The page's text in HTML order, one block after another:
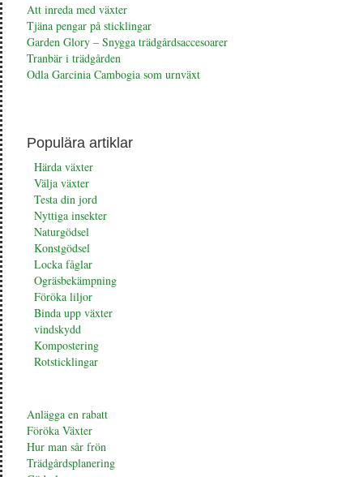
Att inreda med växter
Tjäna pengar på sticklingar
Garden Glory – Snygga trädgårdsaccesoarer
Tranbär i trädgården
Odla Garcinia Cambogia som urnväxt
Populära artiklar
Härda växter
Välja växter
Testa din jord
Nyttiga insekter
Naturgödsel
Konstgödsel
Locka fåglar
Ogräsbekämpning
Föröka liljor
Binda upp växter
vindskydd
Kompostering
Rotsticklingar
Anlägga en rabatt
Föröka Växter
Hur man sår frön
Trädgårdsplanering